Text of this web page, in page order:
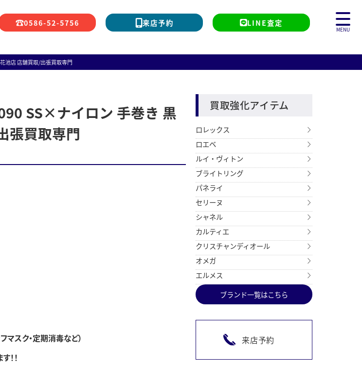
0586-52-5756 来店予約 LINE査定
MENU
池店 店舗買取/出張買取専門
SS×ナイロン 手巻き 黒
張買取専門
マスク・定期消毒など）
！！
買取強化アイテム
ロレックス
ロエベ
ルイ・ヴィトン
ブライトリング
パネライ
セリーヌ
シャネル
カルティエ
クリスチャンディオール
オメガ
エルメス
ブランド一覧はこちら
来店予約